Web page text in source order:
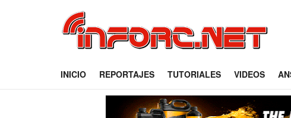
INICIO REPORTAJES TUTORIALES VIDEOS